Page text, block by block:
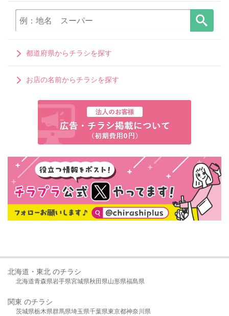
都道府県からチラシを探す
お店の名前からチラシを探す
北海道・東北 のチラシ
北海道青森県岩手県宮城県秋田県山形県福島県
関東 のチラシ
茨城県栃木県群馬県埼玉県千葉県東京都神奈川県